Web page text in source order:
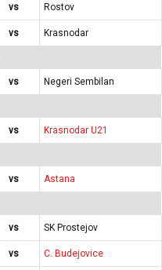
vs
Rostov
vs Krasnodar
vs Negeri Sembilan
vs Krasnodar U21
vs Astana
vs
SK Prostejov
vs
C. Budejovice